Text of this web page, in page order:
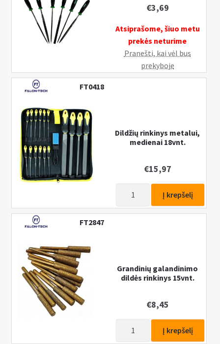
€3,69
Atsiprašome, šiuo metu
prekės neturime
Pranešti, kai vėl bus
prekyboje
FT0418
Dildžių rinkinys metalui,
medienai 18vnt.
€15,97
Dildžių
Į krepšelį
FT2847
Grandinių galandinimo
dildės rinkinys 15vnt.
€8,45
Į krepšelį